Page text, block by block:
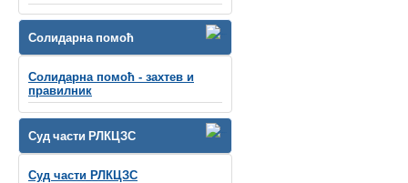
Солидарна помоћ
Солидарна помоћ - захтев и
правилник
Суд части РЛКЦЗС
Суд части РЛКЦЗС